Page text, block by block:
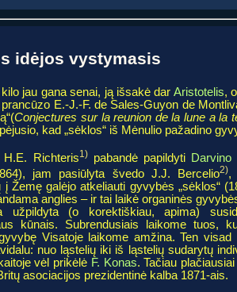
idėjos vystymasis
jau gana senai, ją išsakė dar Aristotelis,
E.-J.-F. de Sales-Guyon de
Conjectures sur la reunion de la lune a la
kad „sėklos“ iš Mėnulio pažadino
H.E. Richteris1)pabandė papildyti Darvino
jam pasiūlyta švedo J.J. Bercelio2)
į Žemę galėjo atkeliauti gyvybės „sėklos“
anglies – ir tai laikė organinės
užpildyta (o korektiškiau, apima)
kūnais. Subrendusiais laikome tuos,
Visatoje laikome amžina. Ten
nuo ląstelių iki iš ląstelių sudarytų
vėl prikėlė F. Konas. Tačiau
asociacijos prezidentinė kalba 1871-ais.